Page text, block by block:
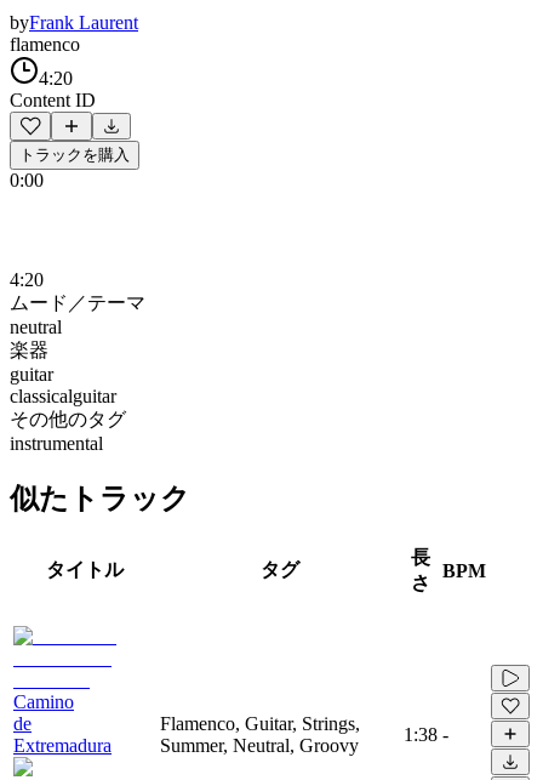
byFrank Laurent
flamenco
4:20
Content ID
トラックを購入
0:00
4:20
ムード／テーマ
neutral
楽器
guitar
classicalguitar
その他のタグ
instrumental
似たトラック
タイトル タグ
長
さ
BPM
Camino
de
Extremadura
Flamenco, Guitar, Strings,
Summer, Neutral, Groovy
1:38 -